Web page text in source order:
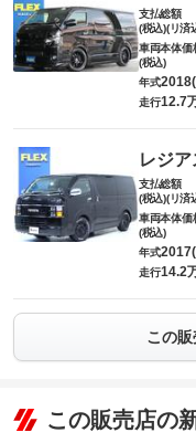
支払総額
(税込)(リ済
車両本体価
(税込)
年式
走行12.7
レジ
支払総額
(税込)(リ済
車両本体価
(税込)
年式
走行14.2
この
この販売店の